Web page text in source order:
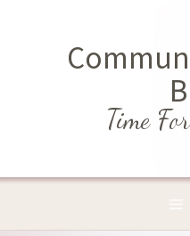
περιεχόμενο
Time